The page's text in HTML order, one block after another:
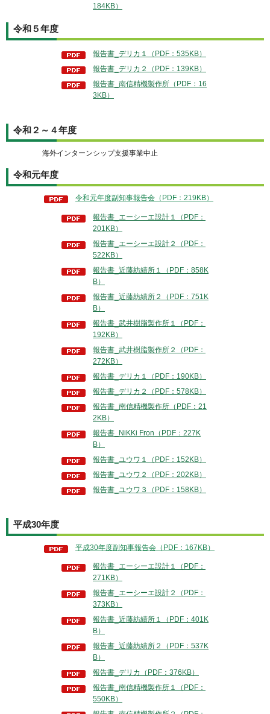
184KB）
令和５年度
報告書_デリカ１（PDF：535KB）
報告書_デリカ２（PDF：139KB）
報告書_南信精機製作所（PDF：16
3KB）
令和２～４年度
海外インターンシップ支援事業中止
令和元年度
令和元年度副知事報告会（PDF：219KB）
報告書_エーシーエ設計１（PDF：
201KB）
報告書_エーシーエ設計２（PDF：
522KB）
報告書_近藤紡績所１（PDF：858K
B）
報告書_近藤紡績所２（PDF：751K
B）
報告書_武井樹脂製作所１（PDF：
192KB）
報告書_武井樹脂製作所２（PDF：
272KB）
報告書_デリカ１（PDF：190KB）
報告書_デリカ２（PDF：578KB）
報告書_南信精機製作所（PDF：21
2KB）
報告書_NiKKi Fron（PDF：227K
B）
報告書_ユウワ１（PDF：152KB）
報告書_ユウワ２（PDF：202KB）
報告書_ユウワ３（PDF：158KB）
平成30年度
平成30年度副知事報告会（PDF：167KB）
報告書_エーシーエ設計１（PDF：
271KB）
報告書_エーシーエ設計２（PDF：
373KB）
報告書_近藤紡績所１（PDF：401K
B）
報告書_近藤紡績所２（PDF：537K
B）
報告書_デリカ（PDF：376KB）
報告書_南信精機製作所１（PDF：
550KB）